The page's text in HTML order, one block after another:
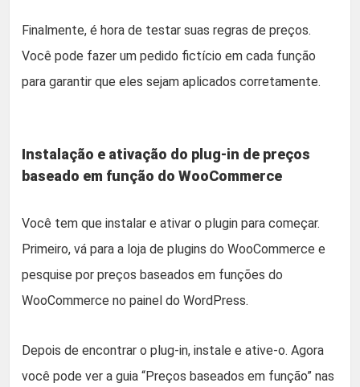
Finalmente, é hora de testar suas regras de preços.
Você pode fazer um pedido fictício em cada função
para garantir que eles sejam aplicados corretamente.
Instalação e ativação do plug-in de preços
baseado em função do WooCommerce
Você tem que instalar e ativar o plugin para começar.
Primeiro, vá para a loja de plugins do WooCommerce e
pesquise por preços baseados em funções do
WooCommerce no painel do WordPress.
Depois de encontrar o plug-in, instale e ative-o. Agora
você pode ver a guia “Preços baseados em função” nas